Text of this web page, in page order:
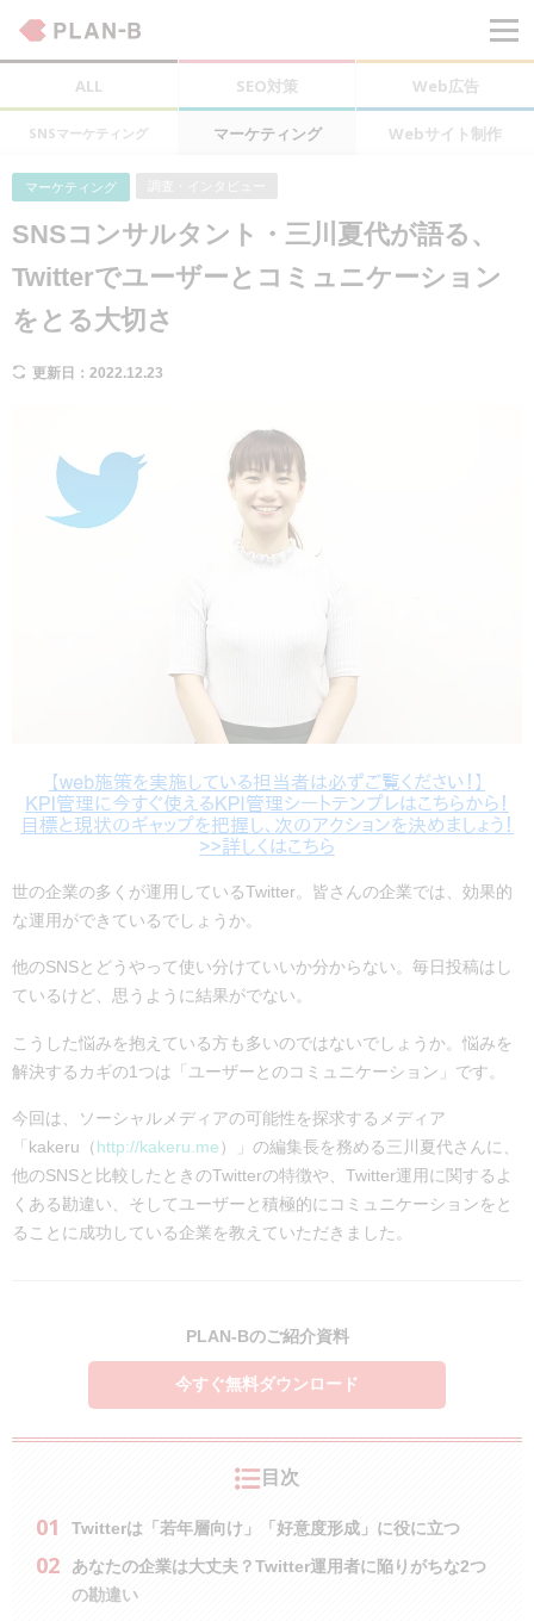
ALL SEO対策 Web広告
SNSマーケティング マーケティング Webサイト制作
マーケティング
SNSコンサルタント・三川夏代が語る、
Twitterでユーザーとコミュニケーション
をとる大切さ
更新日：2022.12.23
世の企業の多くが運用しているTwitter。皆さんの企業では、効果的
な運用ができているでしょうか。
他のSNSとどうやって使い分けていいか分からない。毎日投稿はし
ているけど、思うように結果がでない。
こうした悩みを抱えている方も多いのではないでしょうか。悩みを
解決するカギの1つは「ユーザーとのコミュニケーション」です。
今回は、ソーシャルメディアの可能性を探求するメディア
「kakeru（http://kakeru.me）」の編集長を務める三川夏代さんに、
他のSNSと比較したときのTwitterの特徴や、Twitter運用に関するよ
くある勘違い、そしてユーザーと積極的にコミュニケーションをと
ることに成功している企業を教えていただきました。
PLAN-Bのご紹介資料
今すぐ無料ダウンロード
目次
Twitterは「若年層向け」「好意度形成」に役に立つ
あなたの企業は大丈夫？Twitter運用者に陥りがちな2つ
の勘違い